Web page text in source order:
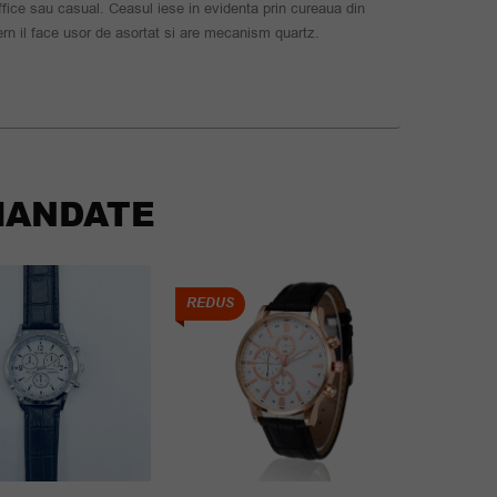
sau casual. Ceasul iese in evidenta prin cureaua din
il face usor de asortat si are mecanism quartz.
REDUS